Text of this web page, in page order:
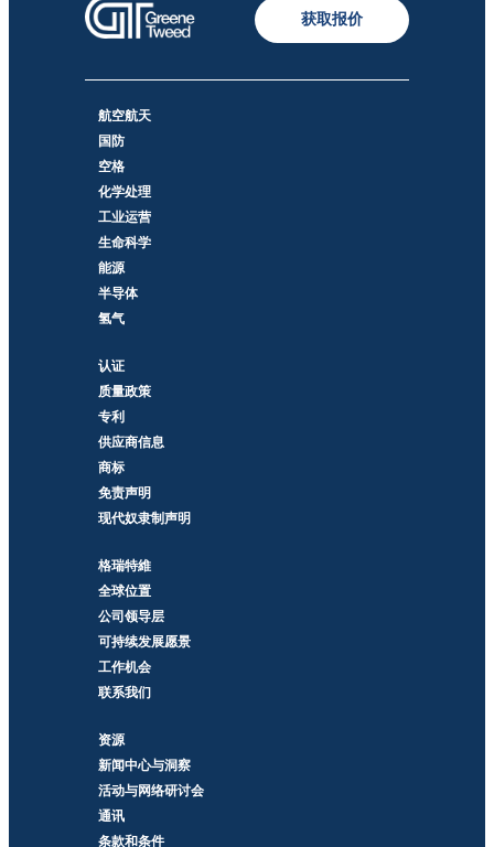
获取报价
航空航天
国防
空格
化学处理
工业运营
生命科学
能源
半导体
氢气
认证
质量政策
专利
供应商信息
商标
免责声明
现代奴隶制声明
格瑞特維
全球位置
公司领导层
可持续发展愿景
工作机会
联系我们
资源
新闻中心与洞察
活动与网络研讨会
通讯
条款和条件